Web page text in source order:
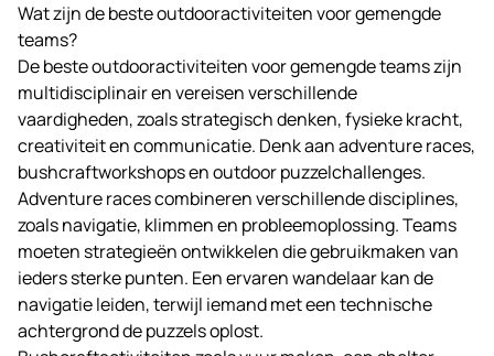
Wat zijn de beste outdooractiviteiten voor gemengde
teams?
De beste outdooractiviteiten voor gemengde teams zijn
multidisciplinair en vereisen verschillende
vaardigheden, zoals strategisch denken, fysieke kracht,
creativiteit en communicatie. Denk aan adventure races,
bushcraftworkshops en outdoor puzzelchallenges.
Adventure races combineren verschillende disciplines,
zoals navigatie, klimmen en probleemoplossing. Teams
moeten strategieën ontwikkelen die gebruikmaken van
ieders sterke punten. Een ervaren wandelaar kan de
navigatie leiden, terwijl iemand met een technische
achtergrond de puzzels oplost.